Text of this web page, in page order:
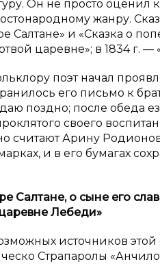
Он не просто
жанру.
Салтане» и «Сказка о
царевне»; в 1834 г. —
поэт начал
его письмо к
поздно; после обеда
своего
считают Арину
и в его бумагах
Салтане, о сыне его
Лебеди»
источников
Страпаролы